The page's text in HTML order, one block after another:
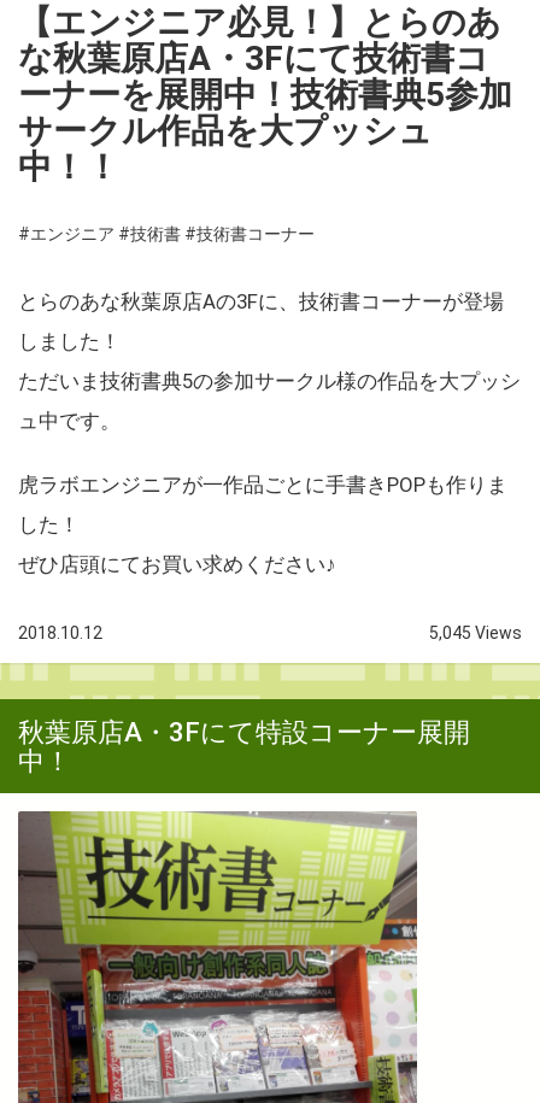
【エンジニア必見！】とらのあ
な秋葉原店A・3Fにて技術書コ
ーナーを展開中！技術書典5参加
サークル作品を大プッシュ
中！！
#エンジニア #技術書 #技術書コーナー
とらのあな秋葉原店Aの3Fに、技術書コーナーが登場
しました！
ただいま技術書典5の参加サークル様の作品を大プッシ
ュ中です。
虎ラボエンジニアが一作品ごとに手書きPOPも作りま
した！
ぜひ店頭にてお買い求めください♪
2018.10.12 5,045 Views
秋葉原店A・3Fにて特設コーナー展開
中！